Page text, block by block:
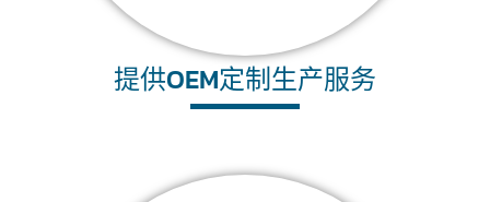
提供OEM定制生产服务